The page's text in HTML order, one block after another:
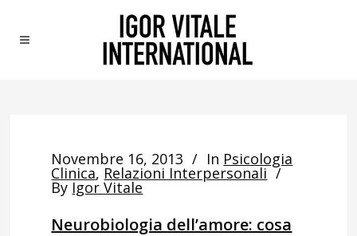
Novembre 16, 2013 In Psicologia
Clinica, Relazioni Interpersonali
By Igor Vitale
Neurobiologia dell’amore: cosa